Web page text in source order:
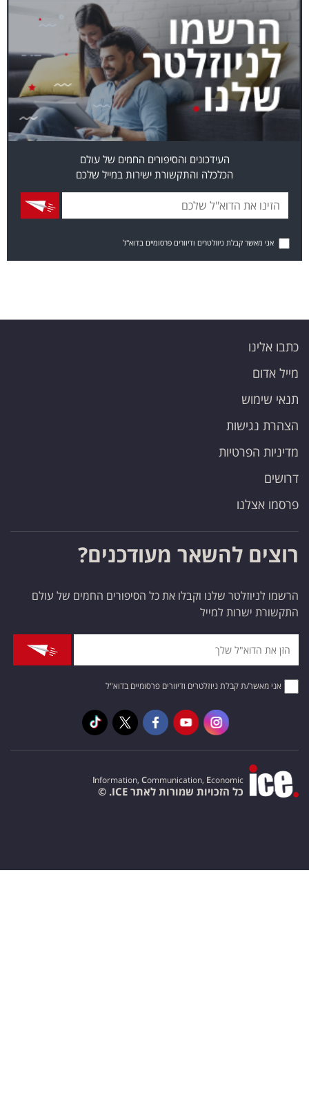
העידכונים והסיפורים החמים של עולם
הכלכלה והתקשורת ישירות במייל שלכם
אני מאשר קבלת ניוזלטרים ודיוורים פרסומיים בדוא"ל
כתבו אלינו
מייל אדום
תנאי שימוש
הצהרת נגישות
מדיניות הפרטיות
דרושים
פרסמו אצלנו
רוצים להשאר מעודכנים?
הרשמו לניוזלטר שלנו וקבלו את כל הסיפורים החמים של עולם
התקשורת ישרות למייל
אני מאשר/ת קבלת ניוזלטרים ודיוורים פרסומיים בדוא"ל
Information, Communication, Economic
כל הזכויות שמורות לאתר ICE. ©